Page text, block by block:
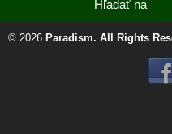
© 2026 Paradism. All Rights